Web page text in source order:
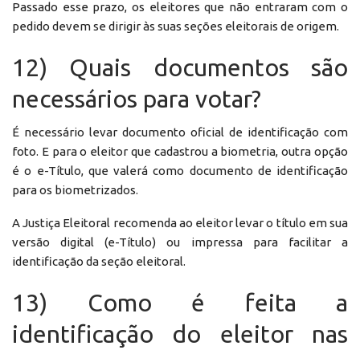
Passado esse prazo, os eleitores que não entraram com o
pedido devem se dirigir às suas seções eleitorais de origem.
12) Quais documentos são
necessários para votar?
É necessário levar documento oficial de identificação com
foto. E para o eleitor que cadastrou a biometria, outra opção
é o e-Título, que valerá como documento de identificação
para os biometrizados.
A Justiça Eleitoral recomenda ao eleitor levar o título em sua
versão digital (e-Título) ou impressa para facilitar a
identificação da seção eleitoral.
13) Como é feita a
identificação do eleitor nas